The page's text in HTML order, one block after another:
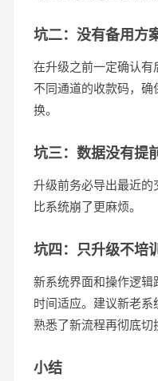
坑二：没有备用方
在升级之前一定确认
不同通道的收款码，
换。
坑三：数据没有提
升级前务必导出最近的
比系统崩了更麻烦。
坑四：只升级不培训
新系统界面和操作逻
时间适应。建议新老
熟悉了新流程再彻底切
小结